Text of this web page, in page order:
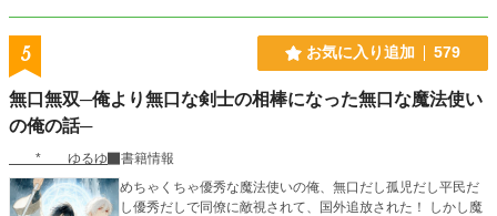
5 お気に入り追加 579
無口無双─俺より無口な剣士の相棒になった無口な魔法使い
の俺の話─
* ゆるゆ
書籍情報
めちゃくちゃ優秀な魔法使いの俺、無口だし孤児だし平民だ
し優秀だしで同僚に敵視されて、国外追放された！ しかし魔